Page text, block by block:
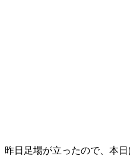
昨日足場が立ったので、本